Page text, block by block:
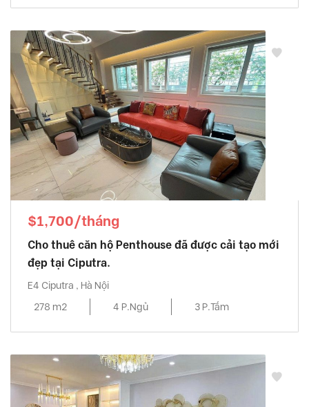
$1,700/tháng
Cho thuê căn hộ Penthouse đã được cải tạo mới
đẹp tại Ciputra.
E4 Ciputra , Hà Nội
278 m2
4 P.Ngủ 3 P.Tắm